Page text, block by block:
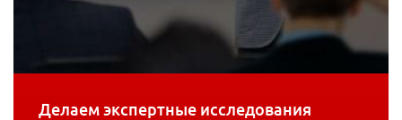
Делаем экспертные исследования